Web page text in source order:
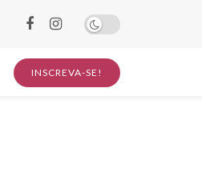
INSCREVA-SE!